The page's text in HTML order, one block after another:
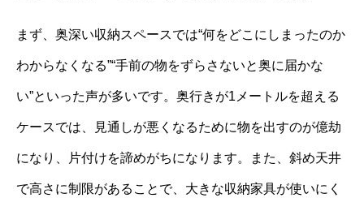
まず、奥深い収納スペースでは“何をどこにしまったのか
わからなくなる”“手前の物をずらさないと奥に届かな
い”といった声が多いです。奥行きが1メートルを超える
ケースでは、見通しが悪くなるために物を出すのが億劫
になり、片付けを諦めがちになります。また、斜め天井
で高さに制限があることで、大きな収納家具が使いにく